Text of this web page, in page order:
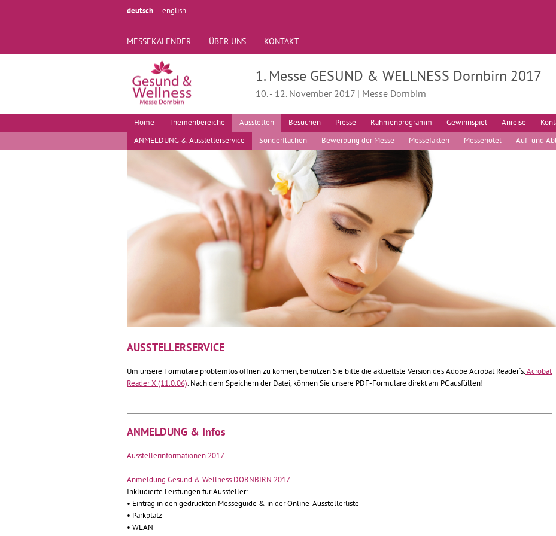
deutsch english
MESSEKALENDER ÜBER UNS KONTAKT
1. Messe GESUND & WELLNESS Dornbirn 2017
10. - 12. November 2017 | Messe Dornbirn
Home Themenbereiche Ausstellen Besuchen Presse Rahmenprogramm Gewinnspiel Anreise
ANMELDUNG & Ausstellerservice
Sonderflächen Bewerbung der Messe Messefakten Messehotel Auf- und
AUSSTELLERSERVICE
Um unsere Formulare problemlos öffnen zu können, benutzen Sie bitte die aktuellste Version des Adobe Acrobat Reader´s.Acrobat
Reader X (11.0.06). Nach dem Speichern der Datei, können Sie unsere PDF-Formulare direkt am PC ausfüllen!
ANMELDUNG & Infos
Ausstellerinformationen 2017
Anmeldung Gesund & Wellness DORNBIRN 2017
Inkludierte Leistungen für Aussteller:
• Eintrag in den gedruckten Messeguide & in der Online-Ausstellerliste
• Parkplatz
• WLAN